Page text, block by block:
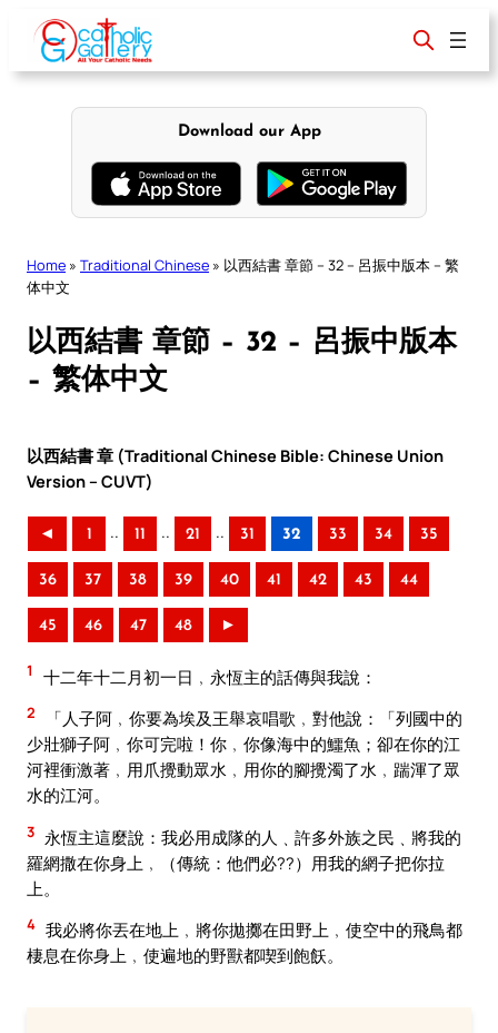
content
Download our App
Home » Traditional Chinese » 以西結書 章節 – 32 – 呂振中版本 – 繁
体中文
以西結書 章節 – 32 – 呂振中版本
– 繁体中文
以西結書 章 (Traditional Chinese Bible: Chinese Union
Version – CUVT)
◄ 1 .. 11 .. 21 .. 31 32 33 34 35
36 37 38 39 40 41 42 43 44
45 46 47 48 ►
1 十二年十二月初一日﹐永恆主的話傳與我說：
2
「人子阿﹐你要為埃及王舉哀唱歌﹐對他說：「列國中的
少壯獅子阿﹐你可完啦！你﹐你像海中的鱷魚；卻在你的江
河裡衝激著﹐用爪攪動眾水﹐用你的腳攪濁了水﹐踹渾了眾
水的江河。
3 永恆主這麼說：我必用成隊的人﹑許多外族之民﹑將我的
羅網撒在你身上﹐（傳統：他們必??）用我的網子把你拉
上。
4 我必將你丟在地上﹐將你拋擲在田野上﹐使空中的飛鳥都
棲息在你身上﹐使遍地的野獸都喫到飽飫。